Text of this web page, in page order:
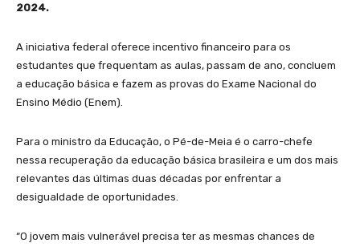
2024.
A iniciativa federal oferece incentivo financeiro para os
estudantes que frequentam as aulas, passam de ano, concluem
a educação básica e fazem as provas do Exame Nacional do
Ensino Médio (Enem).
Para o ministro da Educação, o Pé-de-Meia é o carro-chefe
nessa recuperação da educação básica brasileira e um dos mais
relevantes das últimas duas décadas por enfrentar a
desigualdade de oportunidades.
“O jovem mais vulnerável precisa ter as mesmas chances de